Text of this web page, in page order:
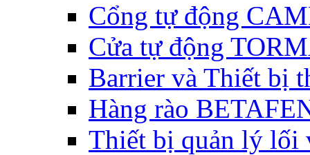
Cổng tự động
Cửa tự động
Barrier và Thiết bị
Hàng rào
Thiết bị quản lý lối